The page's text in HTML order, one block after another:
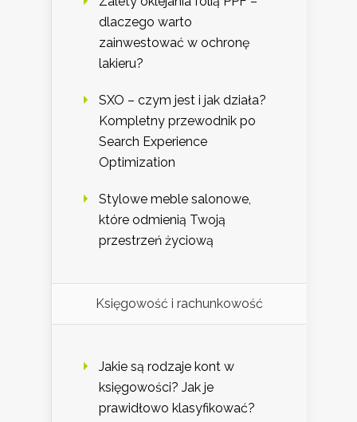
dlaczego warto
zainwestować w ochronę
lakieru?
SXO – czym jest i jak działa?
Kompletny przewodnik po
Search Experience
Optimization
Stylowe meble salonowe,
które odmienią Twoją
przestrzeń życiową
Księgowość i rachunkowość
Jakie są rodzaje kont w
księgowości? Jak je
prawidłowo klasyfikować?